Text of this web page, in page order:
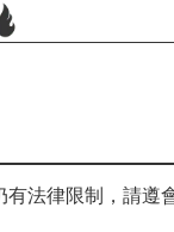
有法律限制，請遵